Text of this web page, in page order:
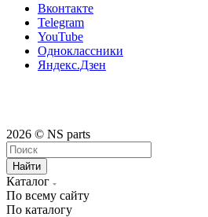
Вконтакте
Telegram
YouTube
Одноклассники
Яндекс.Дзен
2026 © NS parts
Найти
Каталог
По всему сайту
По каталогу